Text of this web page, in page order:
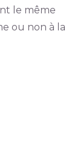
le même
ou non à la